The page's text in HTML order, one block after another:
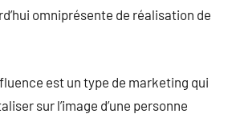
omniprésente de réalisation de
est un type de marketing qui
sur l’image d’une personne